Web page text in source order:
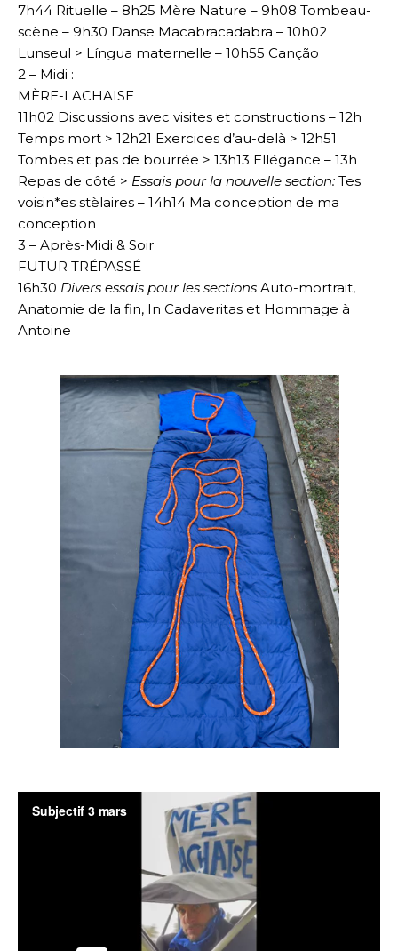
7h44 Rituelle – 8h25 Mère Nature – 9h08 Tombeau-
scène – 9h30 Danse Macabracadabra – 10h02
Lunseul > Língua maternelle – 10h55 Canção
2 – Midi :
MÈRE-LACHAISE
11h02 Discussions avec visites et constructions – 12h
Temps mort > 12h21 Exercices d’au-delà > 12h51
Tombes et pas de bourrée > 13h13 Ellégance – 13h
Repas de côté > Essais pour la nouvelle section: Tes
voisin*es stèlaires – 14h14 Ma conception de ma
conception
3 – Après-Midi & Soir
FUTUR TRÉPASSÉ
16h30 Divers essais pour les sections Auto-mortrait,
Anatomie de la fin, In Cadaveritas et Hommage à
Antoine